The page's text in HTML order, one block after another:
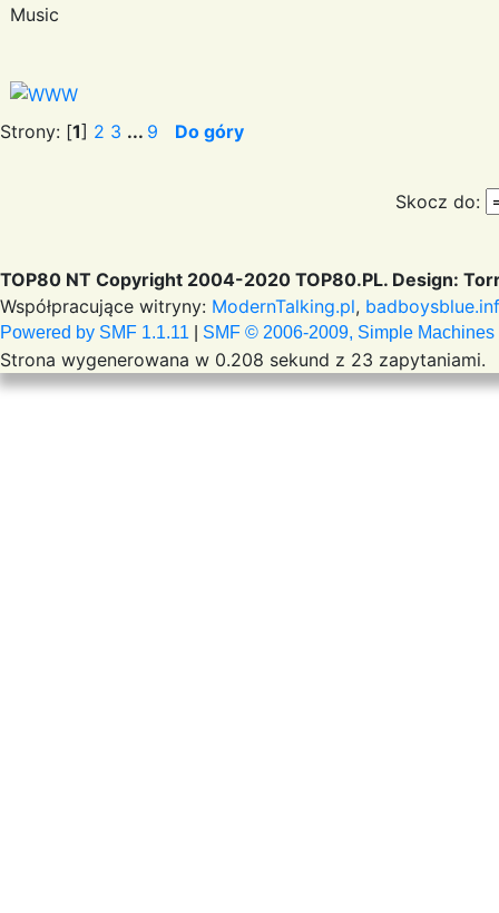
Music
Strony: [1] 2 3 ... 9 Do góry
Skocz do:
TOP80 NT Copyright 2004-2020 TOP80.PL. Design:
Współpracujące witryny: ModernTalking.pl,
Powered by SMF 1.1.11 SMF © 2006-2009, Simple Machines
Strona wygenerowana w 0.208 sekund z 23 zapytaniami.